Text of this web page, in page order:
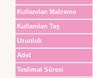
Kullanılan Malzeme
Kullanılan Taş
Uzunluk
Adet
Teslimat Süresi